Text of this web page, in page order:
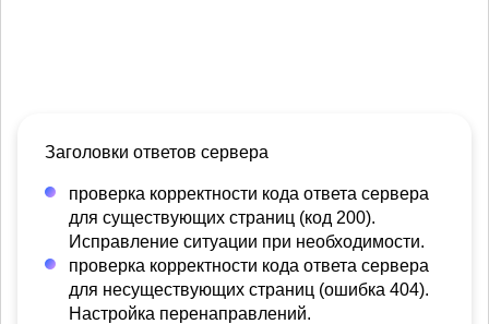
Заголовки ответов сервера
проверка корректности кода ответа сервера
для существующих страниц (код 200).
Исправление ситуации при необходимости.
проверка корректности кода ответа сервера
для несуществующих страниц (ошибка 404).
Настройка перенаправлений.